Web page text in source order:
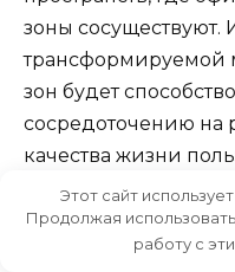
зоны сосуществуют.
трансформируемой
зон будет
сосредоточению
качества жизни
пространства,
совместной работы,
сообществ и
Этот сайт
Продолжая
работу с